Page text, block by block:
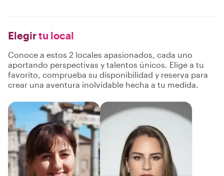
Elegirtu local
Conoce a estos 2 locales apasionados, cada uno
aportando perspectivas y talentos únicos. Elige a tu
favorito, comprueba su disponibilidad y reserva para
crear una aventura inolvidable hecha a tu medida.